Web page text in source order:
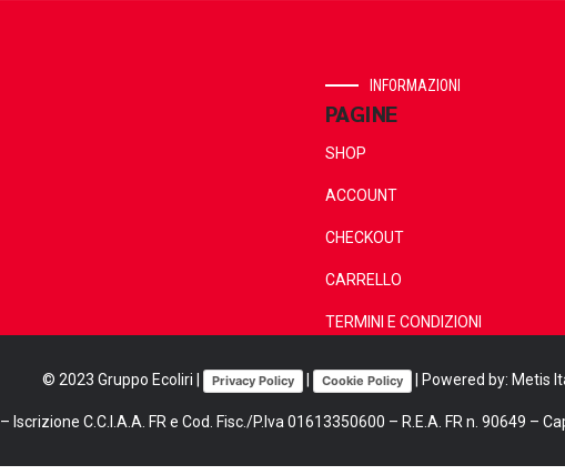
INFORMAZIONI
PAGINE
SHOP
ACCOUNT
CHECKOUT
CARRELLO
TERMINI E CONDIZIONI
© 2023 Gruppo Ecoliri | Privacy Policy Cookie Policy | Powered by: Metis
– Iscrizione C.C.I.A.A. FR e Cod. Fisc./P.Iva 01613350600 – R.E.A. FR n. 90649 –